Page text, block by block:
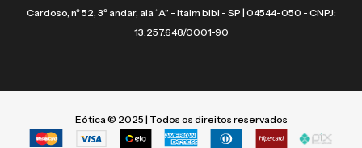
Cardoso, nº 52, 3º andar, ala “A” - Itaim bibi - SP | 04544-050 - CNPJ:
13.257.648/0001-90
Eótica © 2025 | Todos os direitos reservados